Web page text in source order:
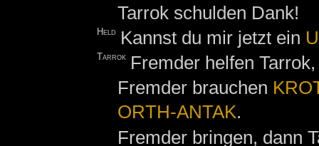
Tarrok schulden Dank!
Held Kannst du mir jetzt ein
Tarrok Fremder helfen
Fremder brauchen
ORTH-ANTAK.
Fremder bringen, dann